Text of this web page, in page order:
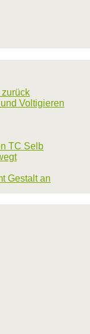
zurück
Voltigieren
TC Selb
Gestalt an